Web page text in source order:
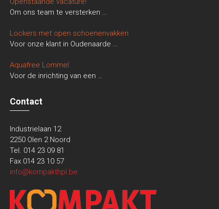
Om ons team te versterken …
Lockers met open schoenenvakken
Voor onze klant in Oudenaarde …
Aquafree Lommel
Voor de inrichting van een …
Contact
Industrielaan 12
2250 Olen 2 Noord
Tel. 014 23 09 81
Fax 014 23 10 57
info@kompakthpl.be